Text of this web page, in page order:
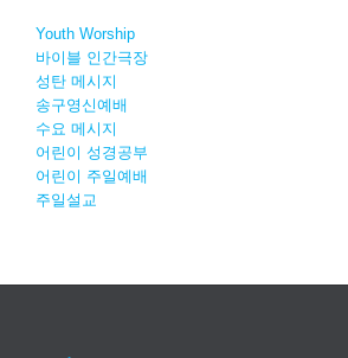
Youth Worship
바이블 인간극장
성탄 메시지
송구영신예배
수요 메시지
어린이 성경공부
어린이 주일예배
주일설교